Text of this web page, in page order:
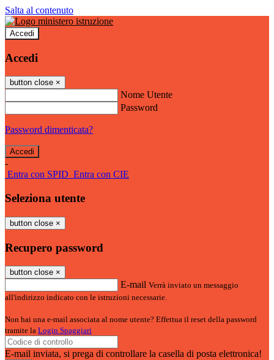
Salta al contenuto
Accedi
Accedi
button close ×
Nome Utente
Password
Password dimenticata?
-
Entra con SPID Entra con CIE
Seleziona utente
button close ×
Recupero password
button close ×
E-mail Verrà inviato un messaggio
all'indirizzo indicato con le istruzioni necessarie.
Non hai una e-mail associata al nome utente? Effettua il reset della password
tramite la Login Spaggiari
E-mail inviata, si prega di controllare la casella di posta elettronica!